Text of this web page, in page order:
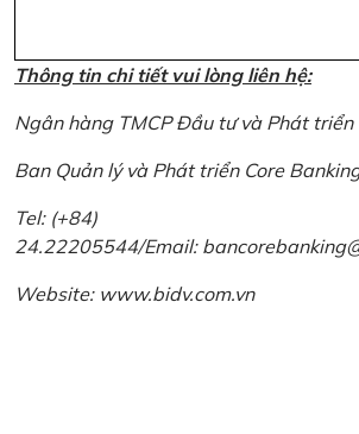
Thông tin chi tiết vui lòng liên hệ:
Ngân hàng TMCP Đầu tư và Phát triển
Ban Quản lý và Phát triển Core
Tel: (+84)
24.22205544/Email:
Website: www.bidv.com.vn